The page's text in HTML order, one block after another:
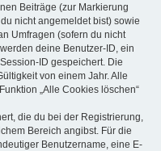
Beiträge (zur Markierung
nicht angemeldet bist) sowie
Umfragen (sofern du nicht
deine Benutzer-ID, ein
ID gespeichert. Die
von einem Jahr. Alle
„Alle Cookies löschen“
die du bei der Registrierung,
Bereich angibst. Für die
Benutzername, eine E-